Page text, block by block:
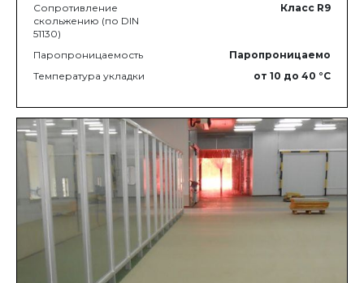
Сопротивление
скольжению (по DIN
51130)
Класс R9
Паропроницаемость
Паропроницаемо
Температура укладки
от 10 до 40 °C